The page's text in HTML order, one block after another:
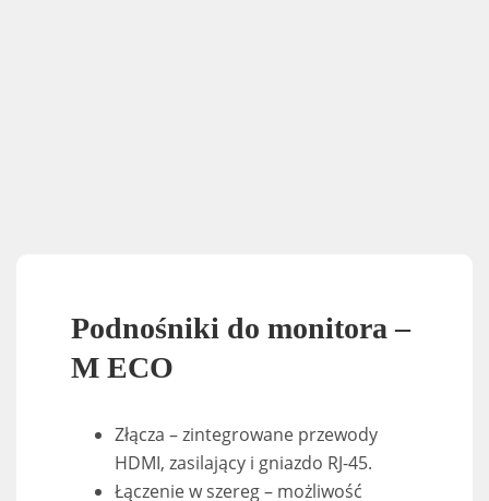
Podnośniki do monitora –
M ECO
Złącza – zintegrowane przewody
HDMI, zasilający i gniazdo RJ-45.
Łączenie w szereg – możliwość